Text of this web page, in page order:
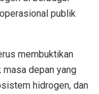
publik
membuktikan
depan yang
hidrogen, dan